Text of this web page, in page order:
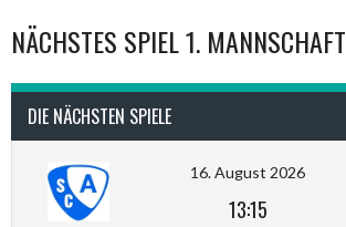
NÄCHSTES SPIEL 1. MANNSCHAFT
DIE NÄCHSTEN SPIELE
16. August 2026
13:15